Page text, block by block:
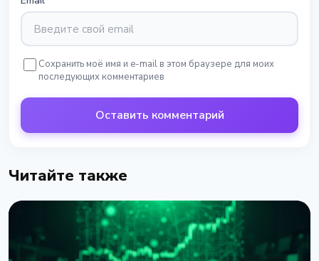
Сохранить моё имя и e-mail в этом браузере для моих
последующих комментариев
Оставить комментарий
Читайте также